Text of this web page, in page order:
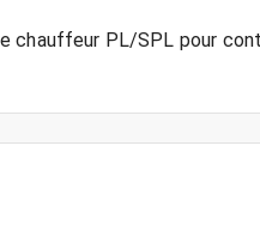
chauffeur PL/SPL pour